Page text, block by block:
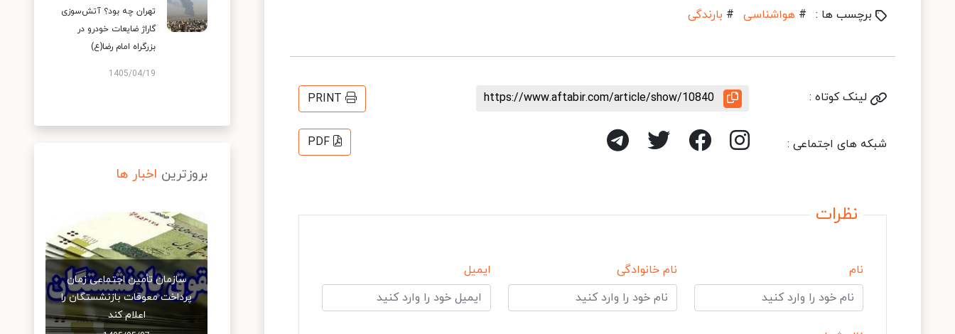
برچسب ها : # هواشناسی # بارندگی
لینک کوتاه : https://www.aftabir.com/article/show/10840
PRINT
شبکه های اجتماعی : PDF
نظرات
نام نام خانوادگی ایمیل
تهران چه بود؟ آتش‌سوزی
گاراژ ضایعات خودرو در
بزرگراه امام رضا(ع)
1405/04/19
بروزترین اخبار ها
سازمان تأمین اجتماعی زمان
پرداخت معوقات بازنشستگان را
اعلام کند